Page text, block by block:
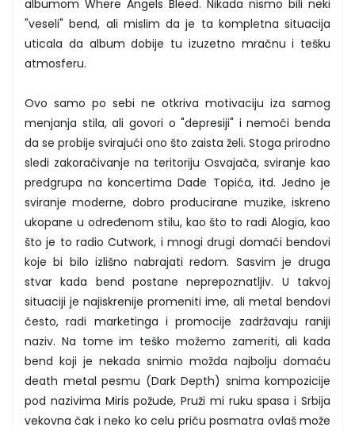
albumom Where Angels Bleed. Nikada nismo bili neki
"veseli" bend, ali mislim da je ta kompletna situacija
uticala da album dobije tu izuzetno mračnu i tešku
atmosferu.
Ovo samo po sebi ne otkriva motivaciju iza samog
menjanja stila, ali govori o "depresiji" i nemoći benda
da se probije svirajući ono što zaista želi. Stoga prirodno
sledi zakoračivanje na teritoriju Osvajača, sviranje kao
predgrupa na koncertima Dade Topića, itd. Jedno je
sviranje moderne, dobro producirane muzike, iskreno
ukopane u određenom stilu, kao što to radi Alogia, kao
što je to radio Cutwork, i mnogi drugi domaći bendovi
koje bi bilo izlišno nabrajati redom. Sasvim je druga
stvar kada bend postane neprepoznatljiv. U takvoj
situaciji je najiskrenije promeniti ime, ali metal bendovi
često, radi marketinga i promocije zadržavaju raniji
naziv. Na tome im teško možemo zameriti, ali kada
bend koji je nekada snimio možda najbolju domaću
death metal pesmu (Dark Depth) snima kompozicije
pod nazivima Miris požude, Pruži mi ruku spasa i Srbija
vekovna čak i neko ko celu priču posmatra ovlaš može